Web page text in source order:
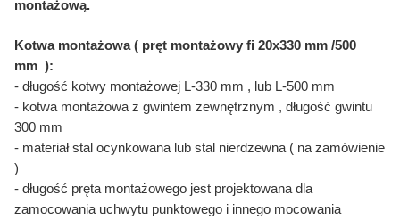
montażową.
Kotwa montażowa ( pręt montażowy fi 20x330 mm /500
mm ):
- długość kotwy montażowej L-330 mm , lub L-500 mm
- kotwa montażowa z gwintem zewnętrznym , długość gwintu
300 mm
- materiał stal ocynkowana lub stal nierdzewna ( na zamówienie
)
- długość pręta montażowego jest projektowana dla
zamocowania uchwytu punktowego i innego mocowania